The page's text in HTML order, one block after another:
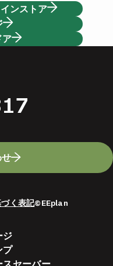
ンストア
ア
く表記©EEplan
ジ
プ